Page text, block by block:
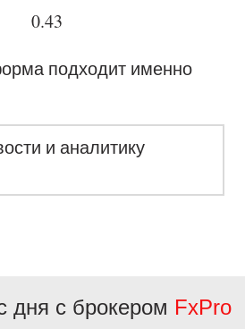
0.43
подходит именно
и аналитику
дня с брокером FxPro